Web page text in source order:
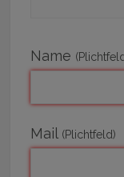
Name
Mail (Plichtfeld)